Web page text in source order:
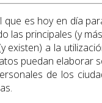
es hoy en día
las principales (y
a la
puedan elaborar
de los